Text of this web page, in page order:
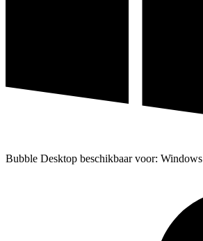
Bubble Desktop beschikbaar voor: Windows